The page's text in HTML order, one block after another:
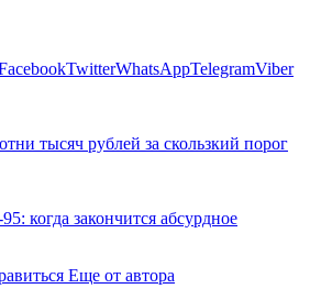
TwitterWhatsAppTelegramViber
тысяч рублей за скользкий порог
когда закончится абсурдное
Еще от автора